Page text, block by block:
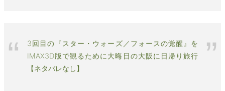
3回目の『スター・ウォーズ／フォースの覚醒』を
IMAX3D版で観るために大晦日の大阪に日帰り旅行
【ネタバレなし】